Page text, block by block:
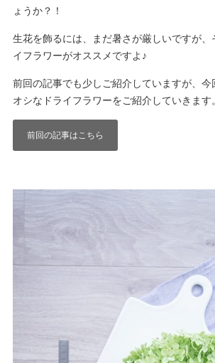
ょうか？！
生花を飾るには、まだ暑さが厳しいですが、
イフラワーがオススメですよ♪
前回の記事でも少しご紹介していますが、今
オシなドライフラワーをご紹介していきます。
前回の記事はこちら